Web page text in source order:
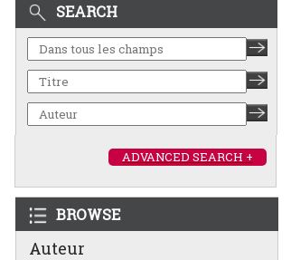
SEARCH
ADVANCED SEARCH +
BROWSE
Auteur